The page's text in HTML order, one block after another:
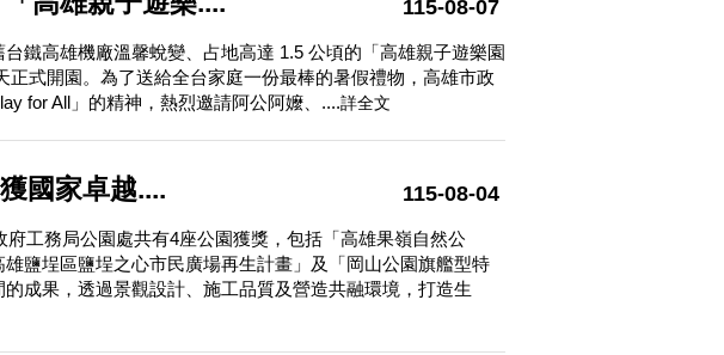
115-08-07
鐵高雄機廠溫馨蛻變、占地高達 1.5 公頃的「高雄親子遊樂園
正式開園。為了送給全台家庭一份最棒的暑假禮物，高雄市政
for All」的精神，熱烈邀請阿公阿嬤、....詳全文
國家卓越.... 115-08-04
工務局公園處共有4座公園獲獎，包括「高雄果嶺自然公
鹽埕區鹽埕之心市民廣場再生計畫」及「岡山公園旗艦型特
成果，透過景觀設計、施工品質及營造共融環境，打造生